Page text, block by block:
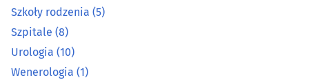
Osteopatia(2)
Pediatria(10)
Szkoły rodzenia (5)
Szpitale (8)
Urologia (10)
Wenerologia (1)